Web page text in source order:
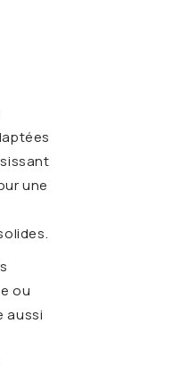
une
ou
aussi